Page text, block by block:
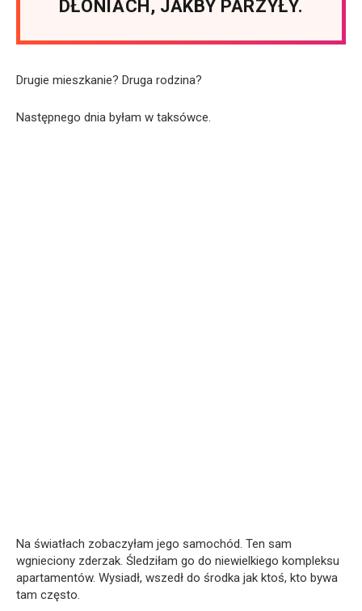
DŁONIACH, JAKBY PARZYŁY.
Drugie mieszkanie? Druga rodzina?
Następnego dnia byłam w taksówce.
Na światłach zobaczyłam jego samochód. Ten sam
wgnieciony zderzak. Śledziłam go do niewielkiego kompleksu
apartamentów. Wysiadł, wszedł do środka jak ktoś, kto bywa
tam często.